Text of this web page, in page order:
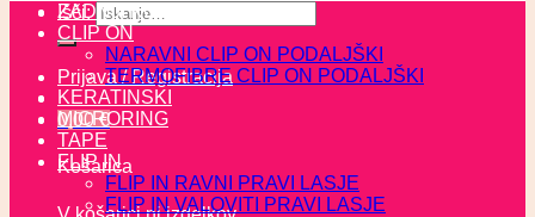
Išči:
Prijava / Registracija
0,00€
Košarica
ZADNJI KOSI
CLIP ON
NARAVNI CLIP ON PODALJŠKI
TERMOFIBRE CLIP ON PODALJŠKI
KERATINSKI
MICRORING
TAPE
FLIP IN
FLIP IN RAVNI PRAVI LASJE
FLIP IN VALOVITI PRAVI LASJE